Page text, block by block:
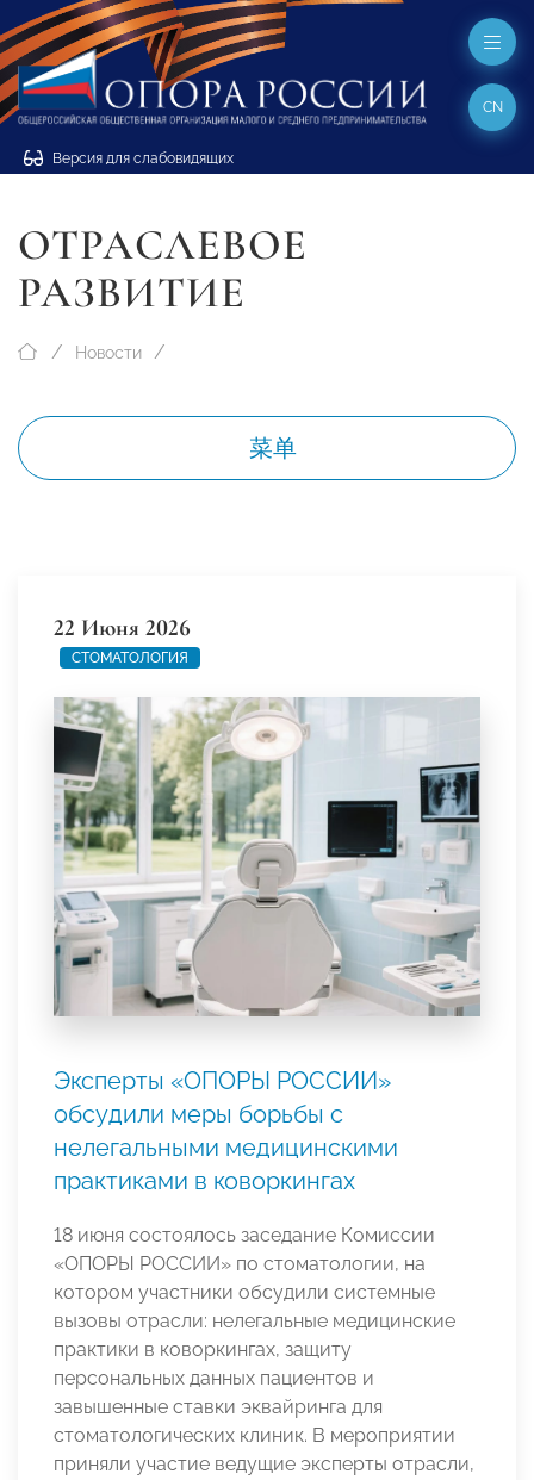
Версия для слабовидящих
CN
ОТРАСЛЕВОЕ
РАЗВИТИЕ
Новости
菜单
22 Июня 2026
СТОМАТОЛОГИЯ
Эксперты «ОПОРЫ РОССИИ»
обсудили меры борьбы с
нелегальными медицинскими
практиками в коворкингах
18 июня состоялось заседание Комиссии
«ОПОРЫ РОССИИ» по стоматологии, на
котором участники обсудили системные
вызовы отрасли: нелегальные медицинские
практики в коворкингах, защиту
персональных данных пациентов и
завышенные ставки эквайринга для
стоматологических клиник. В мероприятии
приняли участие ведущие эксперты отрасли,